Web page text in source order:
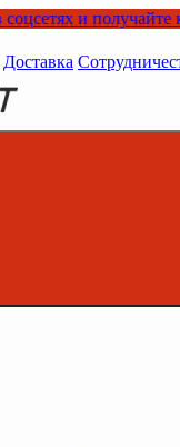
получайте кэшбэк!
Доставка